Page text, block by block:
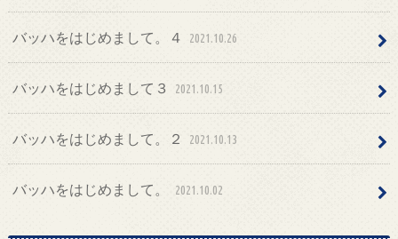
バッハをはじめまして。４ 2021.10.26
バッハをはじめまして３ 2021.10.15
バッハをはじめまして。２ 2021.10.13
バッハをはじめまして。 2021.10.02